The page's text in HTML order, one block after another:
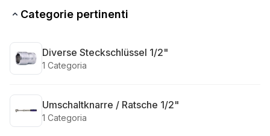
Categorie pertinenti
Diverse Steckschlüssel 1/2"
1 Categoria
Umschaltknarre / Ratsche 1/2"
1 Categoria